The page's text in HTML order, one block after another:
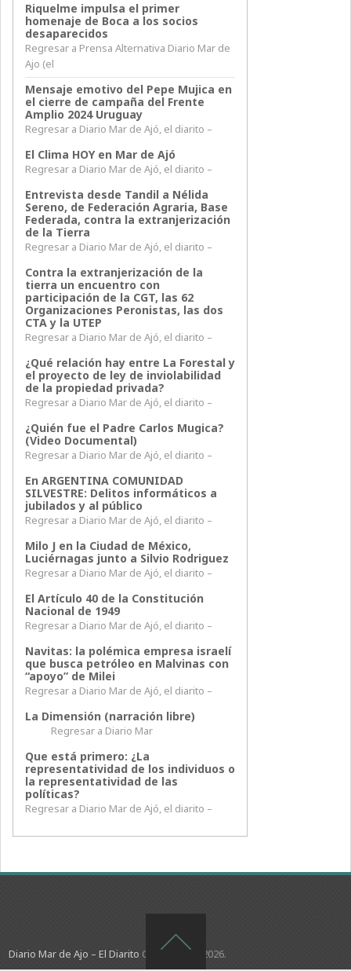
Riquelme impulsa el primer
homenaje de Boca a los socios
desaparecidos
Regresar a Prensa Alternativa Diario Mar de
Ajo (el
Mensaje emotivo del Pepe Mujica en
el cierre de campaña del Frente
Amplio 2024 Uruguay
Regresar a Diario Mar de Ajó, el diarito –
El Clima HOY en Mar de Ajó
Regresar a Diario Mar de Ajó, el diarito –
Entrevista desde Tandil a Nélida
Sereno, de Federación Agraria, Base
Federada, contra la extranjerización
de la Tierra
Regresar a Diario Mar de Ajó, el diarito –
Contra la extranjerización de la
tierra un encuentro con
participación de la CGT, las 62
Organizaciones Peronistas, las dos
CTA y la UTEP
Regresar a Diario Mar de Ajó, el diarito –
¿Qué relación hay entre La Forestal y
el proyecto de ley de inviolabilidad
de la propiedad privada?
Regresar a Diario Mar de Ajó, el diarito –
¿Quién fue el Padre Carlos Mugica?
(Video Documental)
Regresar a Diario Mar de Ajó, el diarito –
En ARGENTINA COMUNIDAD
SILVESTRE: Delitos informáticos a
jubilados y al público
Regresar a Diario Mar de Ajó, el diarito –
Milo J en la Ciudad de México,
Luciérnagas junto a Silvio Rodriguez
Regresar a Diario Mar de Ajó, el diarito –
El Artículo 40 de la Constitución
Nacional de 1949
Regresar a Diario Mar de Ajó, el diarito –
Navitas: la polémica empresa israelí
que busca petróleo en Malvinas con
“apoyo” de Milei
Regresar a Diario Mar de Ajó, el diarito –
La Dimensión (narración libre)
Regresar a Diario Mar
Que está primero: ¿La
representatividad de los individuos o
la representatividad de las
políticas?
Regresar a Diario Mar de Ajó, el diarito –
Diario Mar de Ajo – El Diarito Copyright © 2026.